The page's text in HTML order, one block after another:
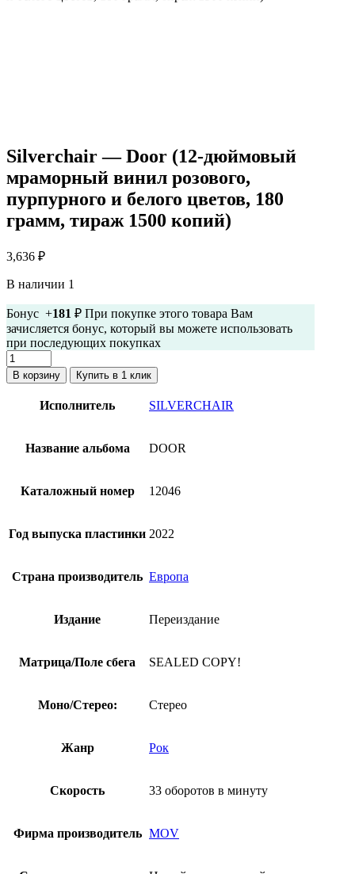
Silverchair — Door (12-дюймовый
мраморный винил розового,
пурпурного и белого цветов, 180
грамм, тираж 1500 копий)
3,636 ₽
В наличии 1
Бонус +181 ₽ При покупке этого товара Вам
зачисляется бонус, который вы можете использовать
при последующих покупках
Количество
товара
Silverchair
дюймовый
мраморный
розового,
пурпурного
белого
цветов,
грамм,
тираж
В корзину Купить в 1 клик
Исполнитель SILVERCHAIR
Название альбома DOOR
Каталожный номер 12046
Год выпуска пластинки 2022
Страна производитель Европа
Издание Переиздание
Матрица/Поле сбега SEALED COPY!
Моно/Стерео: Стерео
Жанр Рок
Скорость 33 оборотов в минуту
Фирма производитель MOV